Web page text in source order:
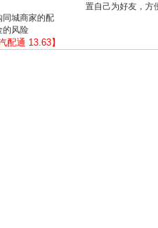
同城商家的配
的风险
配通 13.63】
置自己为好友，方